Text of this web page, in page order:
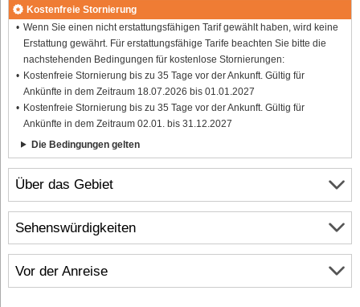
Über das Gebiet
Vor der Anreise
Kostenfreie Stornierung
Wenn Sie einen nicht erstattungsfähigen Tarif gewählt haben, wird keine
Erstattung gewährt. Für erstattungsfähige Tarife beachten Sie bitte die
nachstehenden Bedingungen für kostenlose Stornierungen:
Kostenfreie Stornierung bis zu 35 Tage vor der Ankunft. Gültig für
Ankünfte in dem Zeitraum 18.07.2026 bis 01.01.2027
Kostenfreie Stornierung bis zu 35 Tage vor der Ankunft. Gültig für
Ankünfte in dem Zeitraum 02.01. bis 31.12.2027
Die Bedingungen gelten
Sehenswürdigkeiten